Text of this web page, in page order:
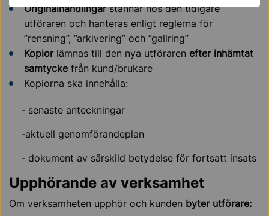
Originalhandlingarstannar hos den tidigare
utföraren och hanteras enligt reglerna för
”rensning”, ”arkivering” och ”gallring”
Kopiorlämnas till den nya utföraren efter inhämtat
samtycke från kund/brukare
Kopiorna ska innehålla:
- senaste anteckningar
-aktuell genomförandeplan
- dokument av särskild betydelse för fortsatt insats
Upphörande av verksamhet
Om verksamheten upphör och kunden byter utförare: